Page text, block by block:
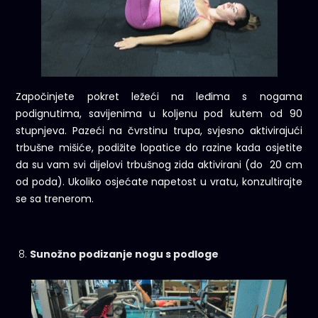
Započinjete pokret ležeći na leđima s nogama
podignutima, savijenima u koljenu pod kutem od 90
stupnjeva. Pazeći na čvrstinu trupa, svjesno aktivirajući
trbušne mišiće, podižite lopatice do razine kada osjetite
da su vam svi dijelovi trbušnog zida aktivirani (do 20 cm
od poda). Ukoliko osjećate napetost u vratu, konzultirajte
se sa trenerom.
Sunožno podizanje nogu s podloge